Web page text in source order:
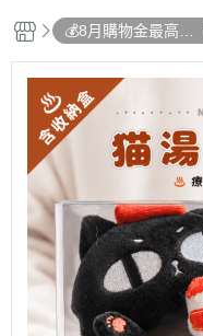
💰8月購物金最高狂
送16%❗補貨別忘兌
換回饋